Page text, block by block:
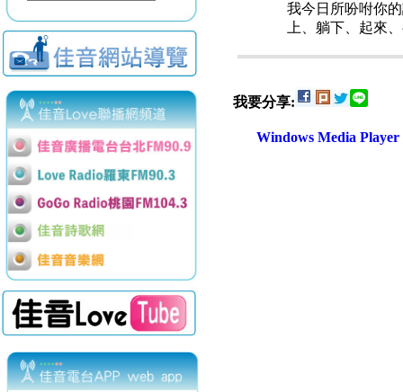
我今日所吩咐你
上、躺下、起來
我要分享:
Windows Media